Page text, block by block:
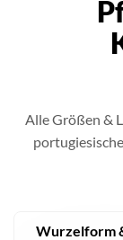
Alle Größen &
Wurzelform